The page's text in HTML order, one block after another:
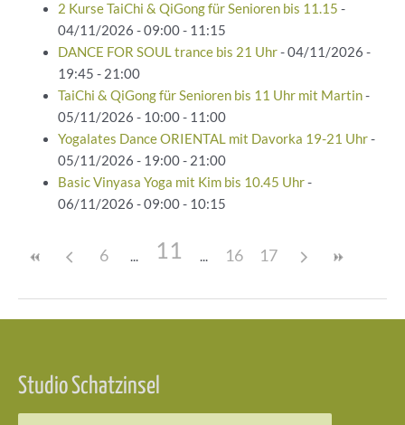
2 Kurse TaiChi & QiGong für Senioren bis 11.15 -
04/11/2026 - 09:00 - 11:15
DANCE FOR SOUL trance bis 21 Uhr- 04/11/2026 -
19:45 - 21:00
TaiChi & QiGong für Senioren bis 11 Uhr mit Martin-
05/11/2026 - 10:00 - 11:00
Yogalates Dance ORIENTAL mit Davorka 19-21 Uhr-
05/11/2026 - 19:00 - 21:00
Basic Vinyasa Yoga mit Kim bis 10.45 Uhr-
06/11/2026 - 09:00 - 10:15
6 11 16 17
Studio Schatzinsel